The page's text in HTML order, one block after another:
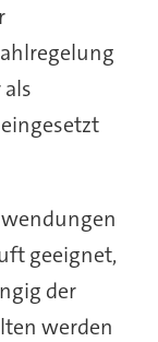
geeignet,
der
werden